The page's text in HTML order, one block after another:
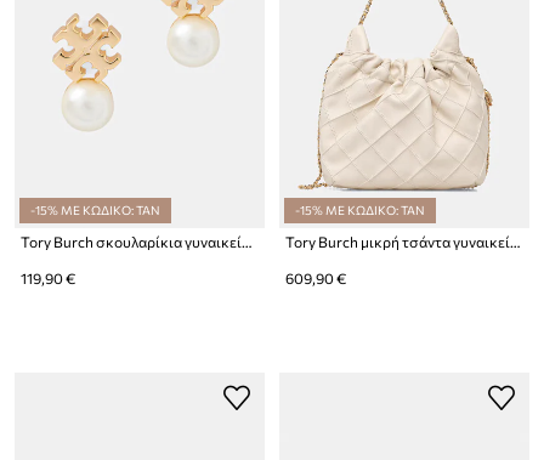
-15% ΜΕ ΚΩΔΙΚΟ: TAN
Tory Burch σκουλαρίκια γυναικεία από ορείχαλκο Moondance
119,90 €
-15% ΜΕ ΚΩΔΙΚΟ: TAN
Tory Burch μικρή τσάντα γυναικεία δερμάτινη Fleming
609,90 €